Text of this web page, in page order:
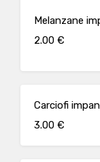
Melanzane
2.00 €
Carciofi
3.00 €